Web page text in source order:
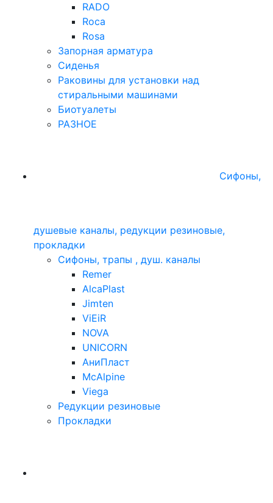
RADO
Roca
Rosa
Запорная арматура
Сиденья
Раковины для установки над
стиральными машинами
Биотуалеты
РАЗНОЕ
Сифоны,
душевые каналы, редукции резиновые,
прокладки
Сифоны, трапы , душ. каналы
Remer
AlcaPlast
Jimten
ViEiR
NOVA
UNICORN
АниПласт
McAlpine
Viega
Редукции резиновые
Прокладки